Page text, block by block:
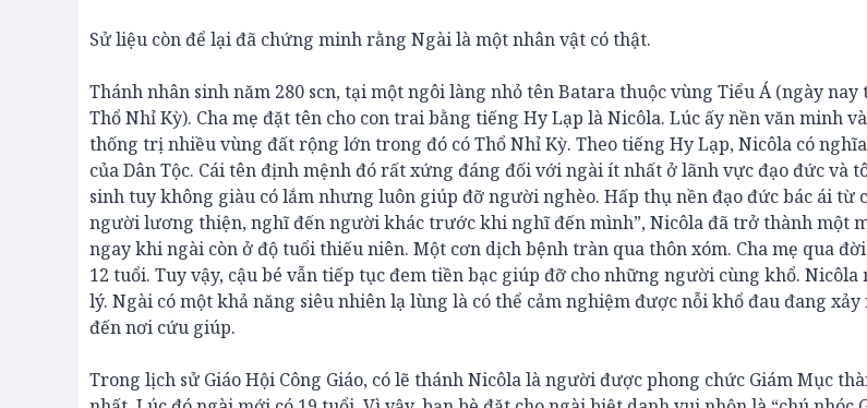
Sử liệu còn để lại đã chứng minh rằng Ngài là một nhân vật có thật.
Thánh nhân sinh năm 280 scn, tại một ngôi làng nhỏ tên Batara thuộc vùng Tiểu Á (ngày
Thổ Nhỉ Kỳ). Cha mẹ đặt tên cho con trai bằng tiếng Hy Lạp là Nicôla. Lúc ấy nền văn minh
thống trị nhiều vùng đất rộng lớn trong đó có Thổ Nhỉ Kỳ. Theo tiếng Hy Lạp, Nicôla có
của Dân Tộc. Cái tên định mệnh đó rất xứng đáng đối với ngài ít nhất ở lãnh vực đạo đức và
sinh tuy không giàu có lắm nhưng luôn giúp đỡ người nghèo. Hấp thụ nền đạo đức bác ái từ
người lương thiện, nghĩ đến người khác trước khi nghĩ đến mình”, Nicôla đã trở thành một
ngay khi ngài còn ở độ tuổi thiếu niên. Một cơn dịch bệnh tràn qua thôn xóm. Cha mẹ qua
12 tuổi. Tuy vậy, cậu bé vẫn tiếp tục đem tiền bạc giúp đỡ cho những người cùng khổ.
lý. Ngài có một khả năng siêu nhiên lạ lùng là có thể cảm nghiệm được nỗi khổ đau đang
đến nơi cứu giúp.
Trong lịch sử Giáo Hội Công Giáo, có lẽ thánh Nicôla là người được phong chức Giám Mục